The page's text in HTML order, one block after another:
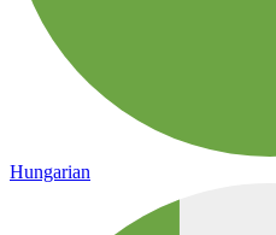
Hungarian